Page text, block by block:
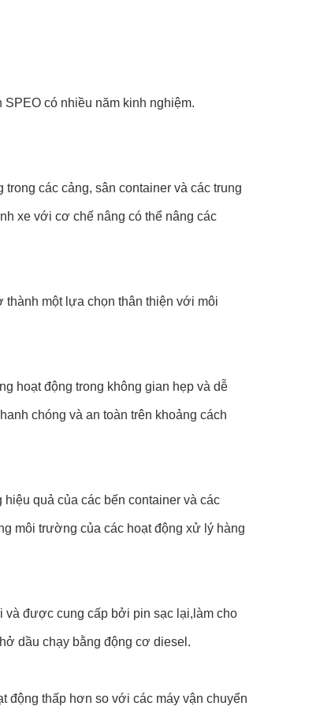
có nhiều năm kinh nghiệm.
các cảng, sân container và các trung
xe với cơ chế nâng có thể nâng các
một lựa chọn thân thiện với môi
hoạt động trong không gian hẹp và dễ
chóng và an toàn trên khoảng cách
quả của các bến container và các
môi trường của các hoạt động xử lý hàng
được cung cấp bởi pin sạc lại,làm cho
dầu chạy bằng động cơ diesel.
động thấp hơn so với các máy vận chuyển